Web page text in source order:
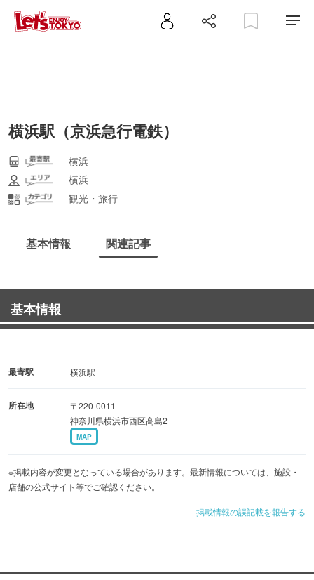
横浜駅（京浜急行電鉄）
横浜
横浜
観光・旅行
基本情報 関連記事
基本情報
最寄駅 横浜駅
所在地
〒220-0011
神奈川県横浜市西区高島2
MAP
※掲載内容が変更となっている場合があります。最新情報については、施設・
店舗の公式サイト等でご確認ください。
掲載情報の誤記載を報告する